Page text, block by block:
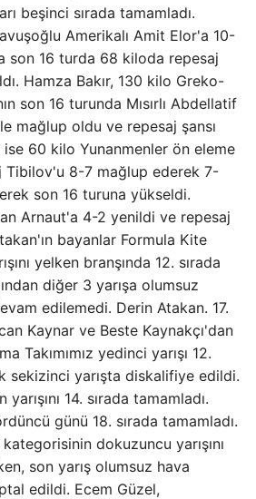
beşinci sırada tamamladı.
Amerikalı Amit Elor'a 10-
son 16 turda 68 kiloda repesaj
Hamza Bakır, 130 kilo Greko-
son 16 turunda Mısırlı Abdellatif
mağlup oldu ve repesaj şansı
ise 60 kilo Yunanmenler ön eleme
Tibilov'u 8-7 mağlup ederek 7-
son 16 turuna yükseldi.
Arnaut'a 4-2 yenildi ve repesaj
bayanlar Formula Kite
yelken branşında 12. sırada
diğer 3 yarışa olumsuz
edilemedi. Derin Atakan. 17.
Kaynar ve Beste Kaynakçı'dan
Takımımız yedinci yarışı 12.
sekizinci yarışta diskalifiye edildi.
yarışını 14. sırada tamamladı.
günü 18. sırada tamamladı.
dokuzuncu yarışını
son yarış olumsuz hava
edildi. Ecem Güzel,